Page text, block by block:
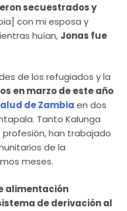
secuestrados y
con mi esposa y
huían, Jonas fue
de los refugiados y la
en marzo de este año
de Zambia en dos
Tanto Kalunga
han trabajado
de la
meses.
alimentación
de derivación al